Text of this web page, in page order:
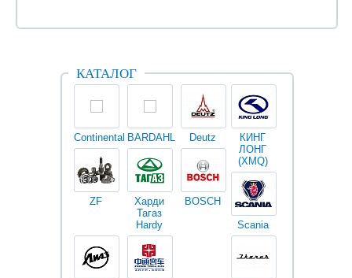
КАТАЛОГ
Continental BARDAHL Deutz
ZF
Харди
Тагаз
Hardy
BOSCH
КИНГ
ЛОНГ
(XMQ)
Scania